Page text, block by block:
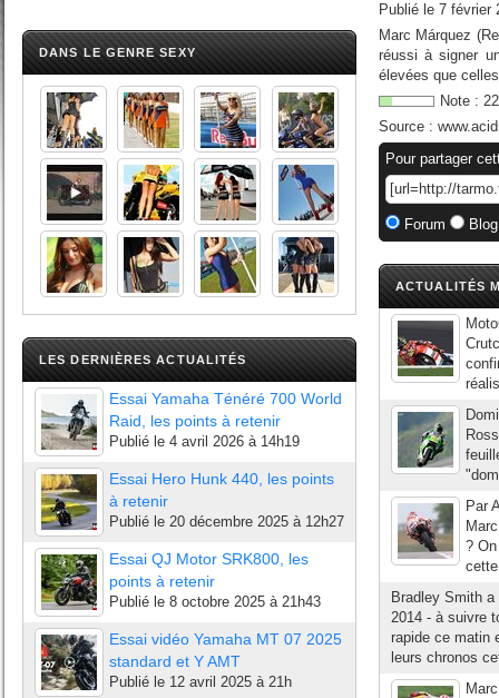
DANS LE GENRE SEXY
LES DERNIÈRES ACTUALITÉS
Essai Yamaha Ténéré 700 World
Raid, les points à retenir
Publié le 4 avril 2026 à 14h19
Essai Hero Hunk 440, les points
à retenir
Publié le 20 décembre 2025 à 12h27
Essai QJ Motor SRK800, les
points à retenir
Publié le 8 octobre 2025 à 21h43
Essai vidéo Yamaha MT 07 2025
standard et Y AMT
Publié le 12 avril 2025 à 21h
Publié le 7 février
Marc Márquez
réussi à signer
élevées que
Note : 22
Source :
Pour partager
Forum
ACTUALITÉS
Par
?
Bradley Smith
2014 - à suivre
rapide ce matin
leurs chronos